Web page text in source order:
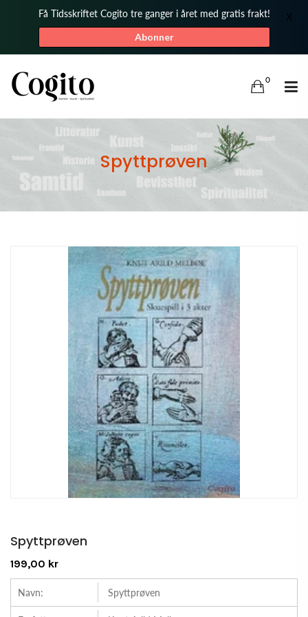
Få Tidsskriftet Cogito tre ganger i året med gratis frakt!
Abonner
X
0
Spyttprøven
Spyttprøven
199,00 kr
Navn: Spyttprøven